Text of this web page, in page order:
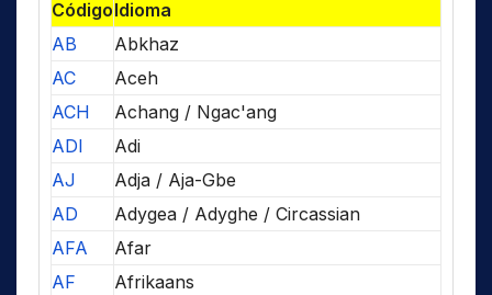
CódigoIdioma
AB
Abkhaz
AC
Aceh
ACH
Achang / Ngac'ang
ADI
Adi
AJ
Adja / Aja-Gbe
AD
Adygea / Adyghe / Circassian
AFA
Afar
AF
Afrikaans